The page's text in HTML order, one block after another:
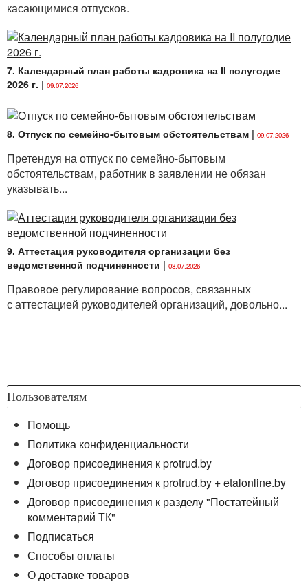
Если работник не является членом профсоюза,
а также в случае, когда комиссия по трудовым
спорам в организации не создана, индивидуальный
трудовой спор рассматривается непосредственно
в суде (ч. 3ст. 236,п. 1 ч. 2 ст. 241 ТК).
Александр ГЕРАСИМЕНОК
касающимися отпусков.
7. Календарный план работы кадровика на II полугодие
2026 г. | 09.07.2026
8. Отпуск по семейно-бытовым обстоятельствам | 09.07.2026
Претендуя на отпуск по семейно-бытовым
обстоятельствам, работник в заявлении не обязан
указывать...
9. Аттестация руководителя организации без
ведомственной подчиненности | 08.07.2026
Правовое регулирование вопросов, связанных
с аттестацией руководителей организаций, довольно...
Пользователям
Помощь
Политика конфиденциальности
Договор присоединения к protrud.by
Договор присоединения к protrud.by + etalonline.by
Договор присоединения к разделу "Постатейный
комментарий ТК"
Подписаться
Способы оплаты
О доставке товаров